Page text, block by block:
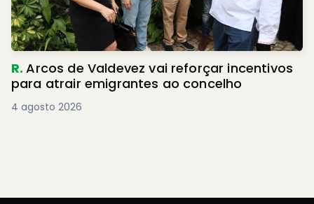
R.Arcos de Valdevez vai reforçar incentivos
para atrair emigrantes ao concelho
4 agosto 2026